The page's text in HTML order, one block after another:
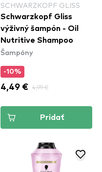
SCHWARZKOPF GLISS
Schwarzkopf Gliss
výživný šampón - Oil
Nutritive Shampoo
Šampóny
-10%
4,49 € 4,99 €
Pridať